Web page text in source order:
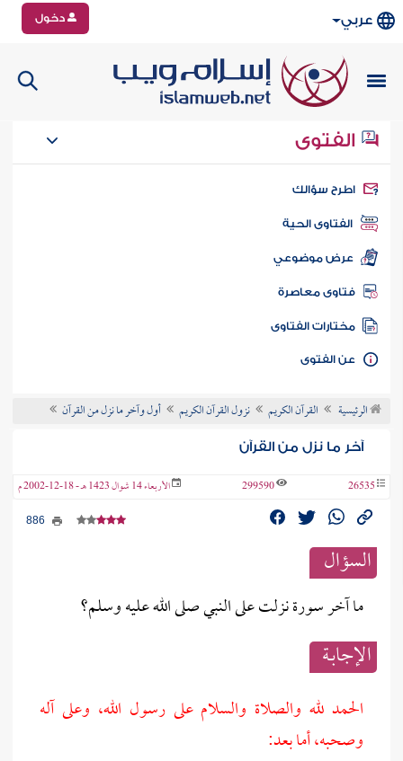
عربي دخول
الفتوى
سؤالك
الفتاوى الحية
عرض موضوعي
فتاوى معاصرة
مختارات الفتاوى
الفتوى
الرئيسية القرآن الكريم نزول القرآن الكريم أول وآخر ما نزل من القرآن
آخر ما نزل من القرآن
26535
299590 الأربعاء 14 شوال 1423 هـ - 18-12-2002 م
السؤال
ما آخر سورة نزلت على النبي صلى الله عليه وسلم؟
الإجابــة
الحمد لله والصلاة والسلام على رسول الله، وعلى آله
وصحبه، أما بعد: